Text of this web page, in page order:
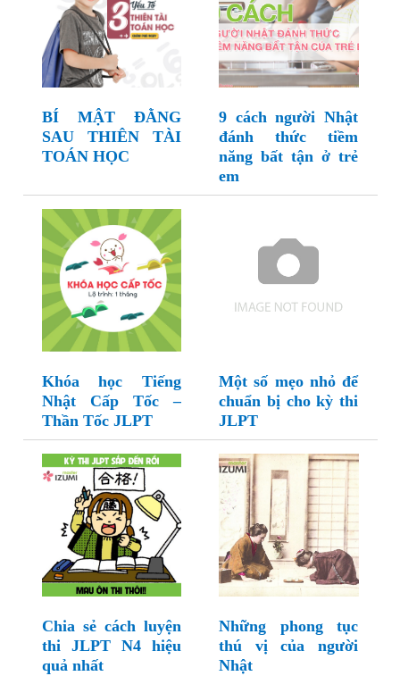
BÍ MẬT ĐẰNG
SAU THIÊN TÀI
TOÁN HỌC
9 cách người Nhật
đánh thức tiềm
năng bất tận ở trẻ
em
Khóa học Tiếng
Nhật Cấp Tốc –
Thần Tốc JLPT
Một số mẹo nhỏ để
chuẩn bị cho kỳ thi
JLPT
Chia sẻ cách luyện
thi JLPT N4 hiệu
quả nhất
Những phong tục
thú vị của người
Nhật